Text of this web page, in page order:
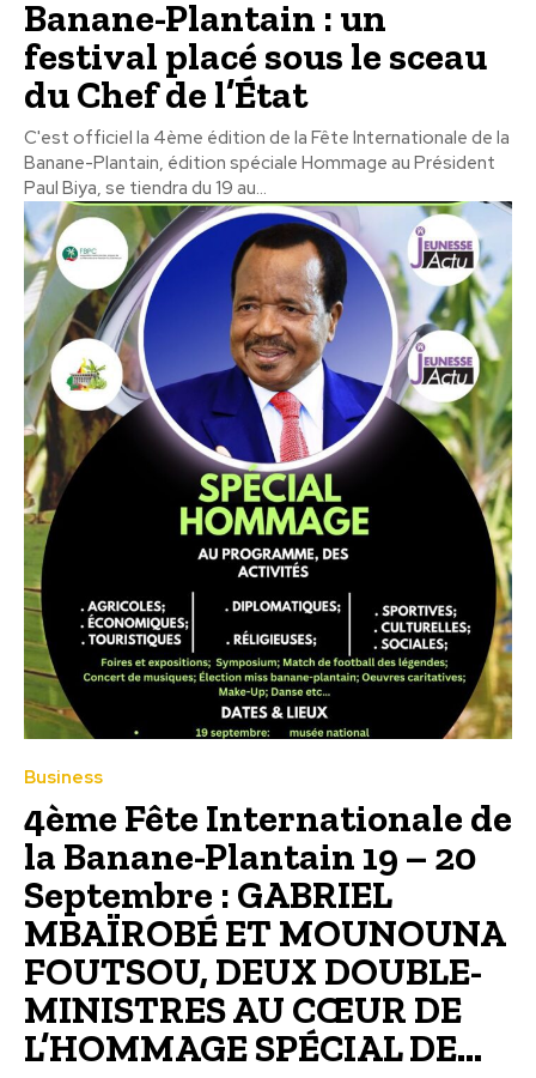
Banane-Plantain : un
festival placé sous le sceau
du Chef de l’État
C'est officiel la 4ème édition de la Fête Internationale de la
Banane-Plantain, édition spéciale Hommage au Président
Paul Biya, se tiendra du 19 au...
Business
4ème Fête Internationale de
la Banane-Plantain 19 – 20
Septembre : GABRIEL
MBAÏROBÉ ET MOUNOUNA
FOUTSOU, DEUX DOUBLE-
MINISTRES AU CŒUR DE
L’HOMMAGE SPÉCIAL DE...